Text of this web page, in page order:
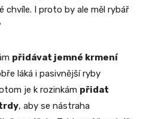
chvíle. I proto by ale měl rybář
přidávat jemné krmení
láká i pasivnější ryby
je k rozinkám přidat
, aby se nástraha